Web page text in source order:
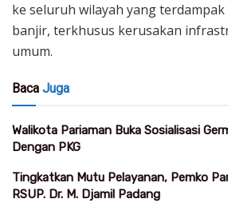
ke seluruh wilayah yang
banjir, terkhusus kerusakan
umum.
Baca Juga
Walikota Pariaman Buka Sosialisasi
Dengan PKG
Tingkatkan Mutu Pelayanan, Pemko
RSUP. Dr. M. Djamil Padang